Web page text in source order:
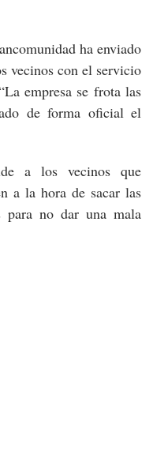
ha enviado
vecinos con el servicio
empresa se frota las
de forma oficial el
a los vecinos que
a la hora de sacar las
para no dar una mala